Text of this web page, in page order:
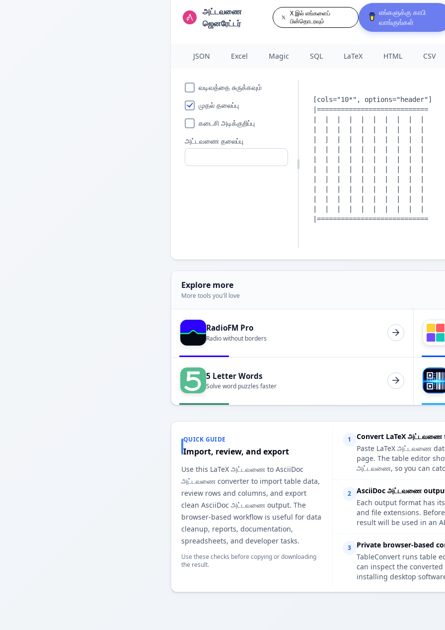
அட்டவணை
ஜெனரேட்டர்
X இல் எங்களைப்
பின்தொடரவும்
எங்களுக்கு காபி
வாங்குங்கள்
JSON Excel Magic SQL LaTeX HTML CSV
வடிவத்தை சுருக்கவும்
முதல் தலைப்பு
கடைசி அடிக்குறிப்பு
அட்டவணை தலைப்பு
Explore more
More tools you'll love
RadioFM Pro
Radio without borders
5 Letter Words
Solve word puzzles faster
QUICK GUIDE
Import, review, and export
Use this LaTeX அட்டவணை to AsciiDoc
அட்டவணை converter to import table data,
review rows and columns, and export
clean AsciiDoc அட்டவணை output. The
browser-based workflow is useful for data
cleanup, reports, documentation,
spreadsheets, and developer tasks.
Use these checks before copying or downloading
the result.
1
Convert LaTeX
Paste LaTeX அட்டவணை
page. The table editor
அட்டவணை, so you can
2
AsciiDoc அட்டவணை
Each output format has
and file extensions.
result will be used in an
3
Private browser-based
TableConvert runs table
can inspect the
installing desktop